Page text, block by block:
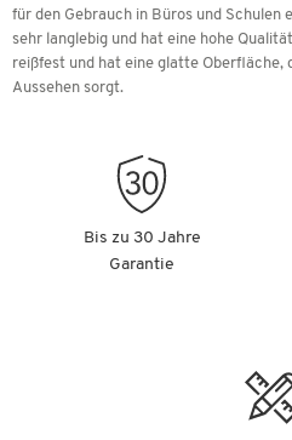
für den Gebrauch in Büros und Schulen
sehr langlebig und hat eine hohe
reißfest und hat eine glatte Oberfläche,
Aussehen sorgt.
Bis zu 30 Jahre
Garantie